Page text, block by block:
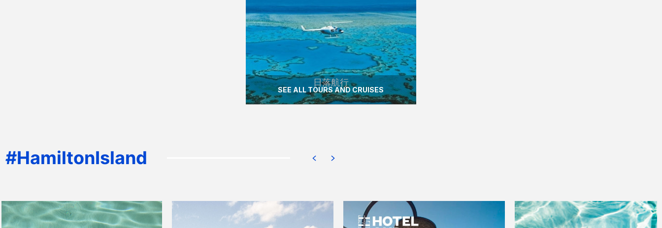
日落航行
現在夜空中。
READ MORE
SEE ALL TOURS AND CRUISES